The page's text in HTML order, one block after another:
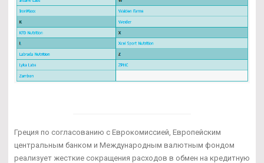
Греция по согласованию с Еврокомиссией, Европейским
центральным банком и Международным валютным фондом
реализует жесткие сокращения расходов в обмен на кредитную